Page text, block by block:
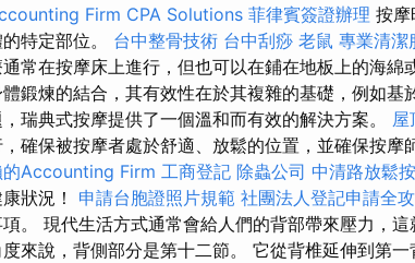
Firm CPA Solutions 菲律賓簽證辦理 按摩
特定部位。 台中整骨技術 台中刮痧 老鼠 專業清潔
常在按摩床上進行，但也可以在鋪在地板上的海綿
鍛煉的結合，其有效性在於其複雜的基礎，例如
，瑞典式按摩提供了一個溫和而有效的解決方案。 屋
確保被按摩者處於舒適、放鬆的位置，並確保按摩
的Accounting Firm 工商登記 除蟲公司 中清路放鬆
狀況！ 申請台胞證照片規範 社團法人登記申請全
。 現代生活方式通常會給人們的背部帶來壓力，
來說，背側部分是第十二節。 它從背椎延伸到第